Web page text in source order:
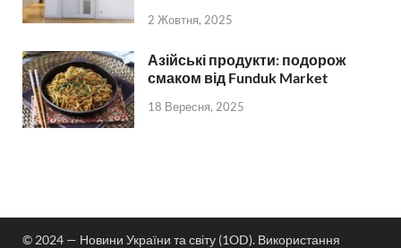
2 Жовтня, 2025
Азійські продукти: подорож
смаком від Funduk Market
18 Вересня, 2025
© 2024 — Новини України та світу (1OD). Використання